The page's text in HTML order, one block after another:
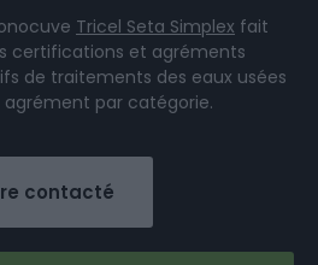
Tricel Seta Simplex fait
certifications et agréments
de traitements des eaux usées
agrément par catégorie.
contacté